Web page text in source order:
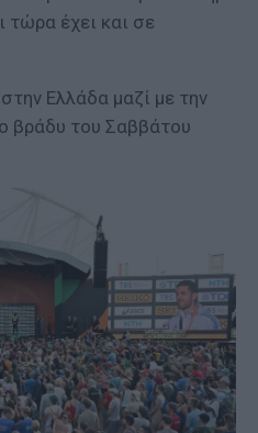
τώρα έχει και σε
Ελλάδα μαζί με την
βράδυ του Σαββάτου